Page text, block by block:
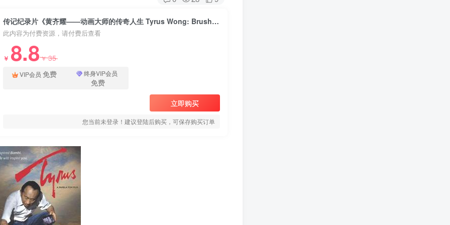
传记纪录片《黄齐耀——动画大师的传奇人生 Tyrus Wong: Brushstrokes in Hollywood》下载
此内容为付费资源，请付费后查看
￥ 8.8￥35
VIP会员 免费 终身VIP会员
免费
立即购买
您当前未登录！建议登陆后购买，可保存购买订单